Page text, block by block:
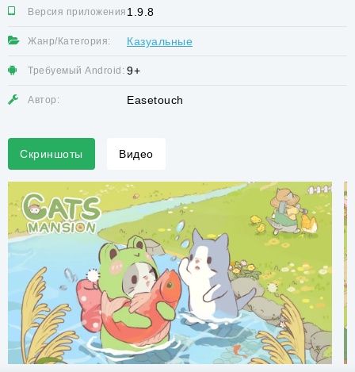
Версия приложения:1.9.8
Жанр/Категория: Казуальные
Требуемый Android: 9+
Автор: Easetouch
Скриншоты Видео